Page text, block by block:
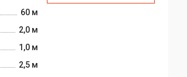
60 м
2,0 м
1,0 м
2,5 м